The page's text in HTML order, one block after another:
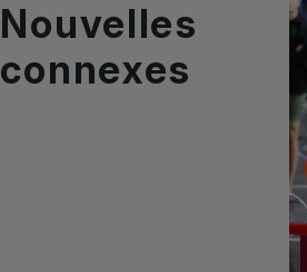
Nouvelles
connexes